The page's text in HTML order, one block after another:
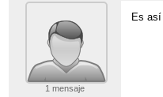
1 mensaje
Es